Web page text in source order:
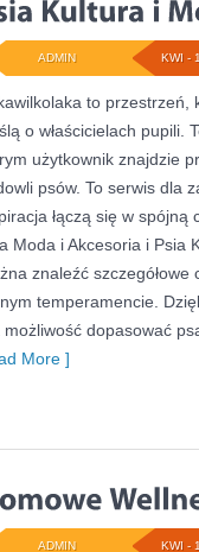
KWI -
ADMIN
to przestrzeń,
o właścicielach pupili.
użytkownik znajdzie
psów. To serwis dla
łączą się w spójną
Moda i Akcesoria i Psia
znaleźć
temperamencie.
możliwość dopasować
More ]
KWI -
ADMIN